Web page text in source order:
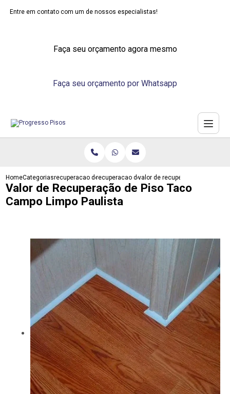
Entre em contato com um de nossos especialistas!
Faça seu orçamento agora mesmo
Faça seu orçamento por Whatsapp
HomeCategoriasrecuperacao de pisosrecuperacao de piso emborrachado
valor de recuperacao de piso
Valor de Recuperação de Piso Taco
Campo Limpo Paulista